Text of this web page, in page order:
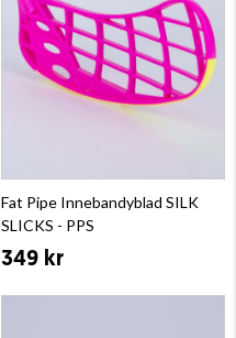
Fat Pipe Innebandyblad SILK
SLICKS - PPS
349 kr